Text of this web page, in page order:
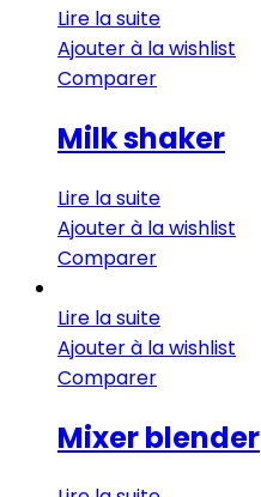
Lire la suite
Ajouter à la wishlist
Comparer
Milk shaker
Lire la suite
Ajouter à la wishlist
Comparer
Lire la suite
Ajouter à la wishlist
Comparer
Mixer blender